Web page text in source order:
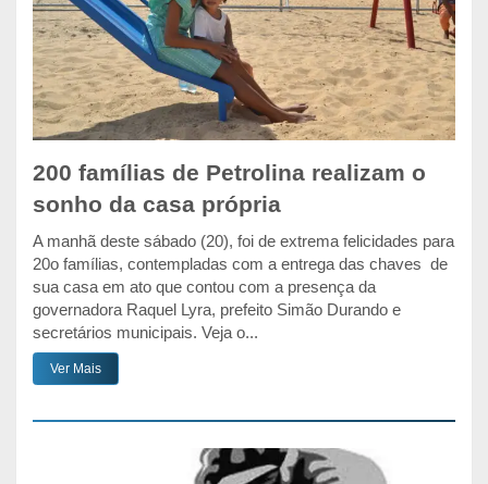
200 famílias de Petrolina realizam o
sonho da casa própria
A manhã deste sábado (20), foi de extrema felicidades para
20o famílias, contempladas com a entrega das chaves de
sua casa em ato que contou com a presença da
governadora Raquel Lyra, prefeito Simão Durando e
secretários municipais. Veja o...
Ver Mais